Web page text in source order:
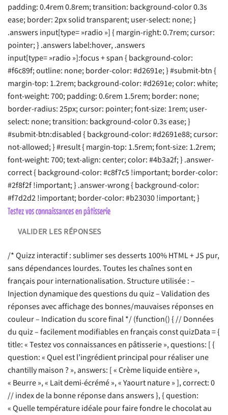
padding: 0.4rem 0.8rem; transition: background-color 0.3s
ease; border: 2px solid transparent; user-select: none; }
.answers input[type= »radio »] { margin-right: 0.7rem; cursor:
pointer; } .answers label:hover, .answers
input[type= »radio »]:focus + span { background-color:
#f6c89f; outline: none; border-color: #d2691e; } #submit-btn {
margin-top: 1.2rem; background-color: #d2691e; color: white;
font-weight: 700; padding: 0.6rem 1.5rem; border: none;
border-radius: 25px; cursor: pointer; font-size: 1rem; user-
select: none; transition: background-color 0.3s ease; }
#submit-btn:disabled { background-color: #d2691e88; cursor:
not-allowed; } #result { margin-top: 1.5rem; font-size: 1.2rem;
font-weight: 700; text-align: center; color: #4b3a2f; } .answer-
correct { background-color: #c8f7c5 !important; border-color:
#2f8f2f !important; } .answer-wrong { background-color:
#f7d2d2 !important; border-color: #b23030 !important; }
Testez vos connaissances en pâtisserie
VALIDER LES RÉPONSES
/* Quizz interactif : sublimer ses desserts 100% HTML + JS pur,
sans dépendances lourdes. Toutes les chaînes sont en
français pour internationalisation. Structure utilisée : –
Injection dynamique des questions du quiz – Validation des
réponses avec affichage des bonnes/mauvaises réponses en
couleur – Indication du score final */ (function() { // Données
du quiz – facilement modifiables en français const quizData = {
title: « Testez vos connaissances en pâtisserie », questions: [ {
question: « Quel est l’ingrédient principal pour réaliser une
chantilly maison ? », answers: [ « Crème liquide entière »,
« Beurre », « Lait demi-écrémé », « Yaourt nature » ], correct: 0
// index de la bonne réponse dans answers }, { question:
« Quelle température idéale pour faire fondre le chocolat au